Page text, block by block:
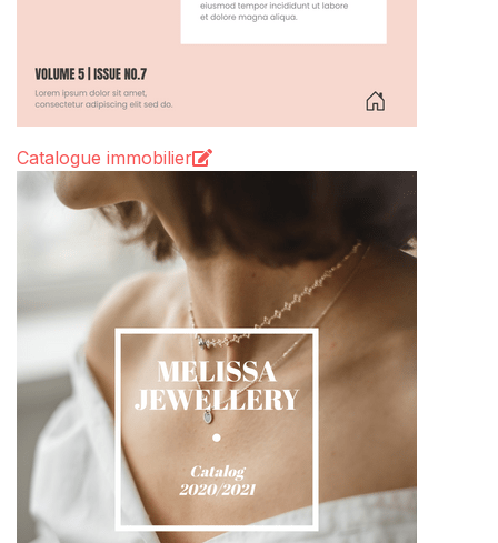
Catalogue immobilier